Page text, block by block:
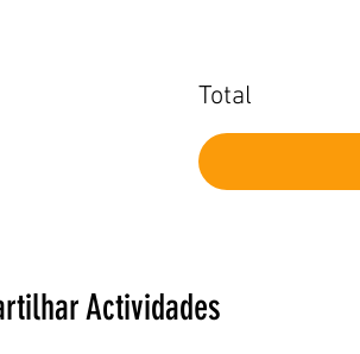
Total
Actividades